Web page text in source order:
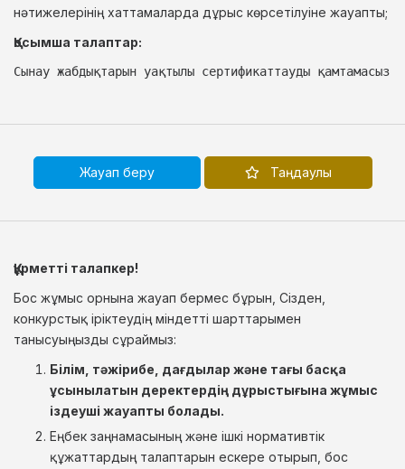
нәтижелерінің хаттамаларда дұрыс көрсетілуіне жауапты;
Қосымша талаптар:
Сынау жабдықтарын уақтылы сертификаттауды
Жауап беру Таңдаулы
Құрметті талапкер!
Бос жұмыс орнына жауап бермес бұрын, Сізден,
конкурстық іріктеудің міндетті шарттарымен
танысуыңызды сұраймыз:
Білім, тәжірибе, дағдылар және тағы басқа
ұсынылатын деректердің дұрыстығына жұмыс
іздеуші жауапты болады.
Еңбек заңнамасының және ішкі нормативтік
құжаттардың талаптарын ескере отырып, бос